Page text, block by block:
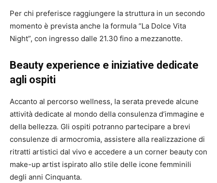
Per chi preferisce raggiungere la struttura in un secondo
momento è prevista anche la formula “La Dolce Vita
Night”, con ingresso dalle 21.30 fino a mezzanotte.
Beauty experience e iniziative dedicate
agli ospiti
Accanto al percorso wellness, la serata prevede alcune
attività dedicate al mondo della consulenza d’immagine e
della bellezza. Gli ospiti potranno partecipare a brevi
consulenze di armocromia, assistere alla realizzazione di
ritratti artistici dal vivo e accedere a un corner beauty con
make-up artist ispirato allo stile delle icone femminili
degli anni Cinquanta.